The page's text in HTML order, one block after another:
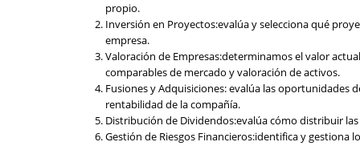
propio.
Inversión en Proyectos:evalúa y selecciona qué
empresa.
Valoración de Empresas:determinamos el valor
comparables de mercado y valoración de activos.
Fusiones y Adquisiciones: evalúa las oportunidades
rentabilidad de la compañía.
Distribución de Dividendos:evalúa cómo distribuir
Gestión de Riesgos Financieros:identifica y gestiona